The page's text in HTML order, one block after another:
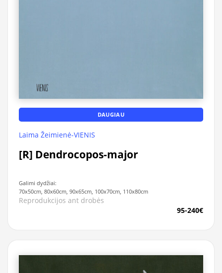
DAUGIAU
Laima Žeimienė-VIENIS
[R] Dendrocopos-major
Galimi dydžiai:
70x50cm, 80x60cm, 90x65cm, 100x70cm, 110x80cm
Reprodukcijos ant drobės
95-240€